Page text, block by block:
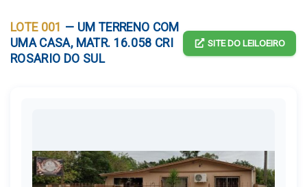
LOTE 001 — UM TERRENO COM
UMA CASA, MATR. 16.058 CRI
ROSARIO DO SUL
SITE DO LEILOEIRO